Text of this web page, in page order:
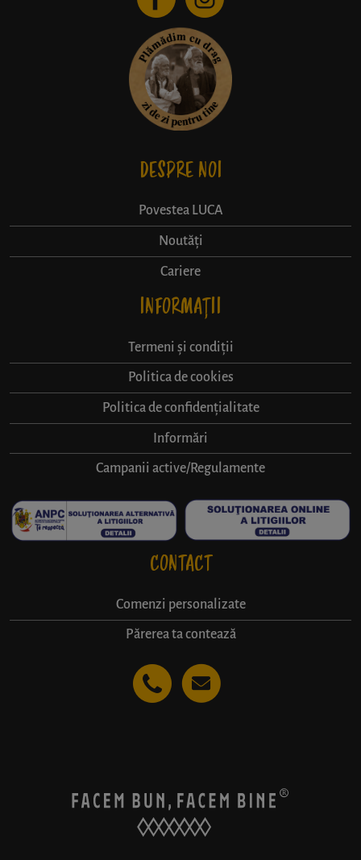
DESPRE NOI
Povestea LUCA
Noutăți
Cariere
INFORMAȚII
Termeni și condiții
Politica de cookies
Politica de confidențialitate
Informări
Campanii active/Regulamente
CONTACT
Comenzi personalizate
Părerea ta contează